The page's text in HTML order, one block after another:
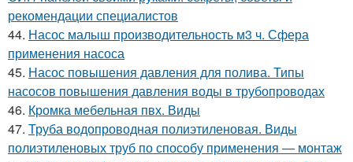
рекомендации специалистов
44. Насос малыш производительность м3 ч. Сфера
применения насоса
45. Насос повышения давления для полива. Типы
насосов повышения давления воды в трубопроводах
46. Кромка мебельная пвх. Виды
47. Труба водопроводная полиэтиленовая. Виды
полиэтиленовых труб по способу применения — монтаж